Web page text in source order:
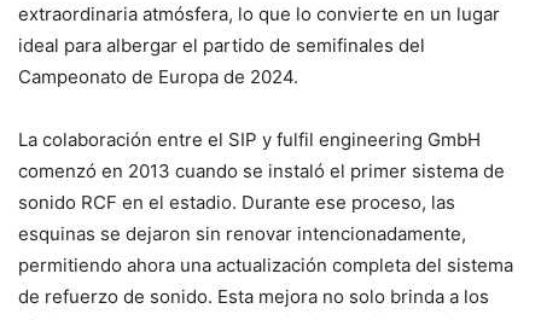
extraordinaria atmósfera, lo que lo convierte en un lugar
ideal para albergar el partido de semifinales del
Campeonato de Europa de 2024.
La colaboración entre el SIP y fulfil engineering GmbH
comenzó en 2013 cuando se instaló el primer sistema de
sonido RCF en el estadio. Durante ese proceso, las
esquinas se dejaron sin renovar intencionadamente,
permitiendo ahora una actualización completa del sistema
de refuerzo de sonido. Esta mejora no solo brinda a los